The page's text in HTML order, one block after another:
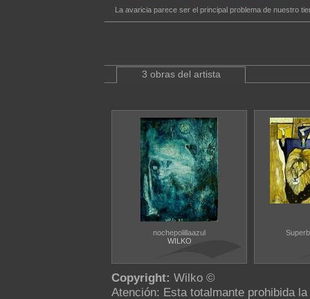
La avaricia parece ser el principal problema de nuestro
3 obras del artista
nochepolillaazul
WILKO
Copyright: Wilko ©
Atención: Esta totalmante prohibida